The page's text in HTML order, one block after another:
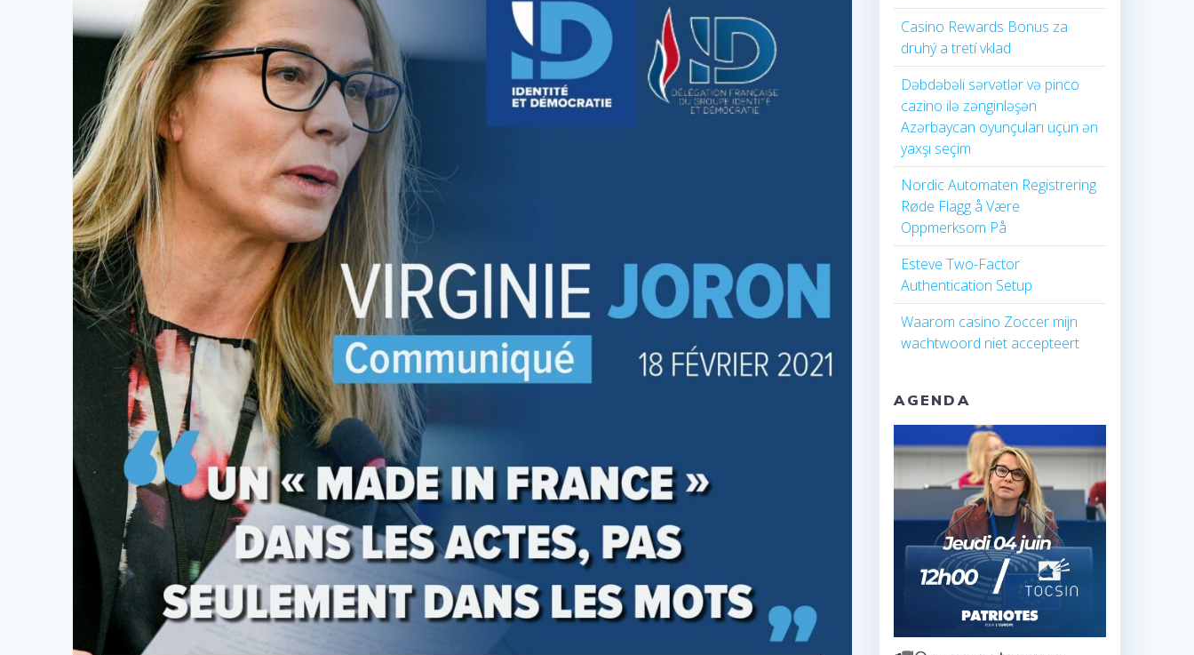
Casino Rewards Bonus za
druhý a tretí vklad
Dəbdəbəli sərvətlər və pinco
cazino ilə zənginləşən
Azərbaycan oyunçuları üçün ən
yaxşı seçim
Nordic Automaten Registrering
Røde Flagg å Være
Oppmerksom På
Esteve Two-Factor
Authentication Setup
Waarom casino Zoccer mijn
wachtwoord niet accepteert
AGENDA